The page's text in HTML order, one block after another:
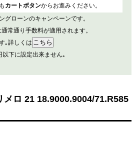
カートボタンからお進みください。
グローンのキャンペーンです。
常通り手数料が適用されます。
｡詳しくは
下に設定出来ません｡
メロ 21 18.9000.9004/71.R585